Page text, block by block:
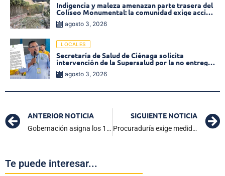
Indigencia y maleza amenazan parte trasera del
Coliseo Monumental: la comunidad exige acción
inmediata!
agosto 3, 2026
LOCALES
Secretaría de Salud de Ciénaga solicita
intervención de la Supersalud por la no entrega
de medicamentos en las EPS
agosto 3, 2026
ANTERIOR NOTICIA
Gobernación asigna los 150 proyectos de ‘Obras Menores’ para beneficiar a las poblaciones rurales del Magdalena
SIGUIENTE NOTICIA
Procuraduría exige medidas urgentes para frenar colapsos del alcantarillado en Santa Marta
Te puede interesar...